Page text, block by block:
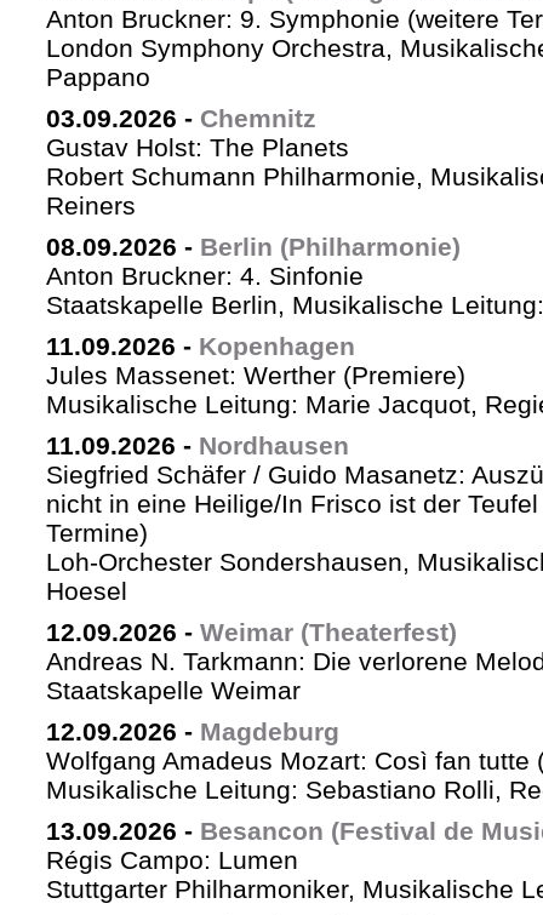
Anton Bruckner: 9. Symphonie (weitere
London Symphony Orchestra,
Pappano
03.09.2026 - Chemnitz
Gustav Holst: The Planets
Robert Schumann Philharmonie,
Reiners
08.09.2026 - Berlin (Philharmonie)
Anton Bruckner: 4. Sinfonie
Staatskapelle Berlin, Musikalische
11.09.2026 - Kopenhagen
Jules Massenet: Werther (Premiere)
Musikalische Leitung: Marie Jacquot,
11.09.2026 - Nordhausen
Siegfried Schäfer / Guido Masanetz:
nicht in eine Heilige/In Frisco ist der
Termine)
Loh-Orchester Sondershausen,
Hoesel
12.09.2026 - Weimar (Theaterfest)
Andreas N. Tarkmann: Die verlorene
Staatskapelle Weimar
12.09.2026 - Magdeburg
Wolfgang Amadeus Mozart: Così fan tutte
Musikalische Leitung: Sebastiano Rolli,
13.09.2026 - Besancon (Festival de
Régis Campo: Lumen
Stuttgarter Philharmoniker, Musikalische